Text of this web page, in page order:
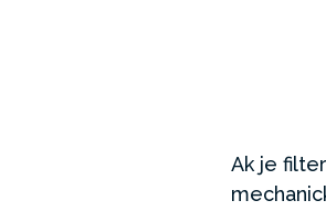
Ak je